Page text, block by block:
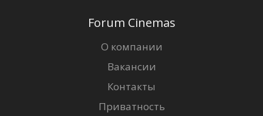
Forum Cinemas
О компании
Вакансии
Контакты
Приватность